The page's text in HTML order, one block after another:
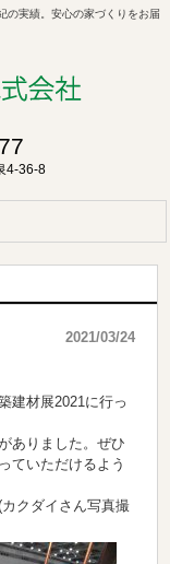
の実績。安心の家づくりをお届
4-36-8
2021/03/24
建材展2021に行っ
ありました。ぜひ
ていただけるよう
クダイさん写真撮